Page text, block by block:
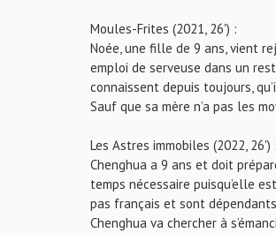
Moules-Frites (2021, 26') :
Noée, une fille de 9 ans, vient
emploi de serveuse dans un
connaissent depuis toujours,
Sauf que sa mère n’a pas les
Les Astres immobiles (2022, 26') :
Chenghua a 9 ans et doit
temps nécessaire puisqu’elle
pas français et sont
Chenghua va chercher à